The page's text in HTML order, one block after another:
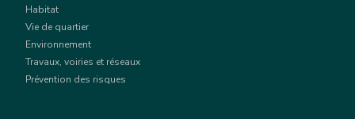
Habitat
Vie de quartier
Environnement
Travaux, voiries et réseaux
Prévention des risques